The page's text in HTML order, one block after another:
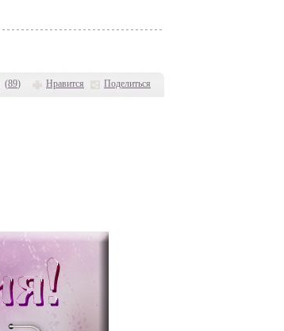
(89) Нравится Поделиться